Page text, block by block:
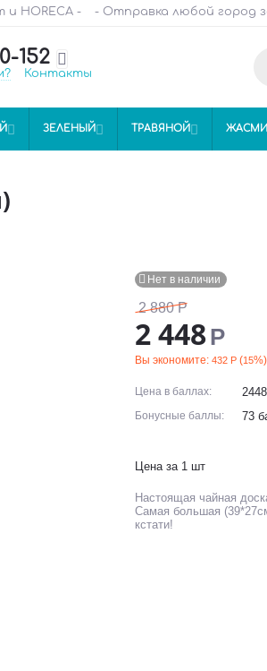
и HORECA - - Отправка любой город
152 
Контакты
 ЗЕЛЕНЫЙ ТРАВЯНОЙ
Нет в наличии

2 880 Р
2 448Р
Вы экономите: 432 Р (15%)
Цена в баллах:
Бонусные баллы: 73
Цена за 1 шт
Настоящая чайная
Самая большая
кстати!